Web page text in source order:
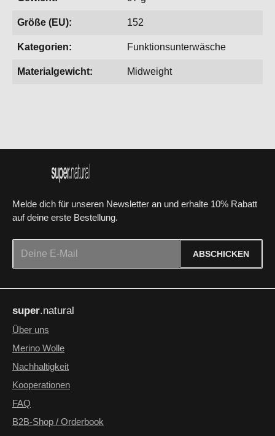
Größe (EU): 152
Kategorien: Funktionsunterwäsche
Materialgewicht: Midweight
Melde dich für unseren Newsletter an und erhalte 10% Rabatt
auf deine erste Bestellung.
ABSCHICKEN
genommen und die
einverstanden.
Die mit einem Stern (*) markierten Felder sind Pflichtfelder.
super.natural
Über uns
Merino Wolle
Nachhaltigkeit
Kooperationen
FAQ
B2B-Shop / Orderbook